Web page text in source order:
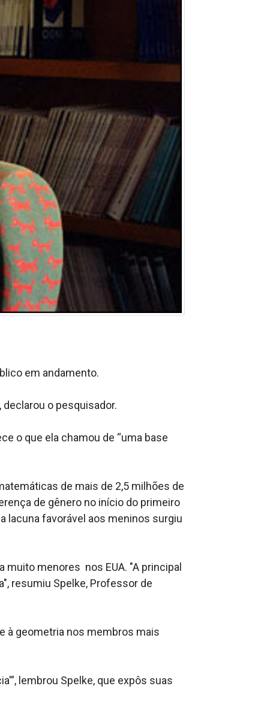
em andamento.
o pesquisador.
o que ela chamou de “uma base
de mais de 2,5 milhões de
de gênero no início do primeiro
lacuna favorável aos meninos surgiu
menores nos EUA. "A principal
resumiu Spelke, Professor de
à geometria nos membros mais
lembrou Spelke, que expôs suas